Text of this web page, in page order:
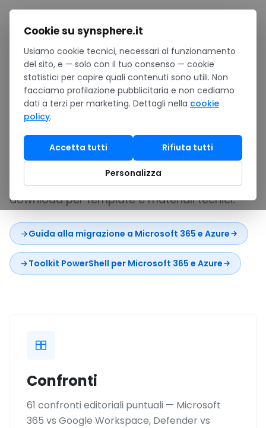
Salta al contenuto
Home / Risorse
Risorse
puntuali fra prodotti Microsoft e alternative,
notizie e analisi sui temi rilevanti per le PMI
italiane, studi originali di mercato e area
download per template e materiali tecnici.
Guida alla migrazione a Microsoft 365 e Azure
Toolkit PowerShell per Microsoft 365 e Azure
Confronti
61 confronti editoriali puntuali — Microsoft
365 vs Google Workspace, Defender vs
Cookie su synsphere.it
Usiamo cookie tecnici, necessari al funzionamento
del sito, e — solo con il tuo consenso — cookie
statistici per capire quali contenuti sono utili. Non
facciamo profilazione pubblicitaria e non cediamo
dati a terzi per marketing. Dettagli nella cookie
policy.
Accetta tutti Rifiuta tutti
Personalizza